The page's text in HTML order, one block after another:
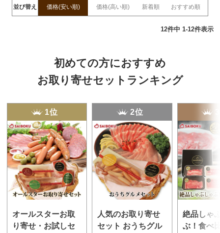
並び替え 価格(安い順) 価格(高い順) 新着順 おすすめ順
12件中 1-12件表示
初めての方におすすめ
お取り寄せセットランキング
1位
オールスターお取
り寄せ・お試しセ
2位
人気のお取り寄せ
セット おうちグル
絶品しゃ
ぶ！食べ